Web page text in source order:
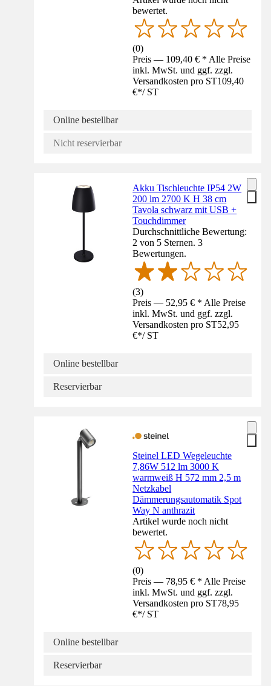
bewertet.
(0)
Preis — 109,40 € * Alle Preise
inkl. MwSt. und ggf. zzgl.
Versandkosten pro ST109,40
€*/ ST
Online bestellbar
Nicht reservierbar
Akku Tischleuchte IP54 2W
200 lm 2700 K H 38 cm
Tavola schwarz mit USB +
Touchdimmer
Durchschnittliche Bewertung:
2 von 5 Sternen. 3
Bewertungen.
(3)
Preis — 52,95 € * Alle Preise
inkl. MwSt. und ggf. zzgl.
Versandkosten pro ST52,95
€*/ ST
Online bestellbar
Reservierbar
Steinel LED Wegeleuchte
7,86W 512 lm 3000 K
warmweiß H 572 mm 2,5 m
Netzkabel
Dämmerungsautomatik Spot
Way N anthrazit
Artikel wurde noch nicht
bewertet.
(0)
Preis — 78,95 € * Alle Preise
inkl. MwSt. und ggf. zzgl.
Versandkosten pro ST78,95
€*/ ST
Online bestellbar
Reservierbar